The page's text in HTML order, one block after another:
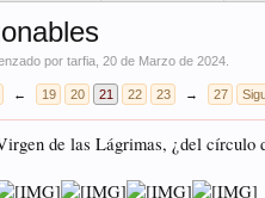
portarfia ,20 de Marzo de 2024
← 19 20 21 22 23 → 27
de las Lágrimas, ¿del círculo